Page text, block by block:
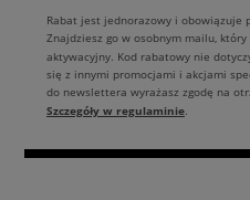
Rabat jest jednorazowy i obowiązuje
Znajdziesz go w osobnym mailu,
aktywacyjny. Kod rabatowy nie
się z innymi promocjami i akcjami
do newslettera wyrażasz zgodę na
Szczegóły w regulaminie.